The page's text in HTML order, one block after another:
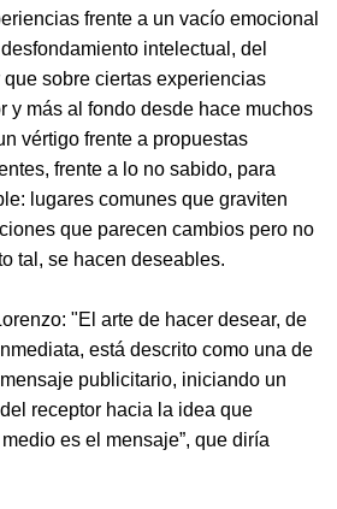
frente a un vacío emocional
intelectual, del
sobre ciertas experiencias
y más al fondo desde hace muchos
vértigo frente a propuestas
frente a lo no sabido, para
lugares comunes que graviten
que parecen cambios pero no
tal, se hacen deseables.
"El arte de hacer desear, de
está descrito como una de
publicitario, iniciando un
receptor hacia la idea que
es el mensaje”, que diría